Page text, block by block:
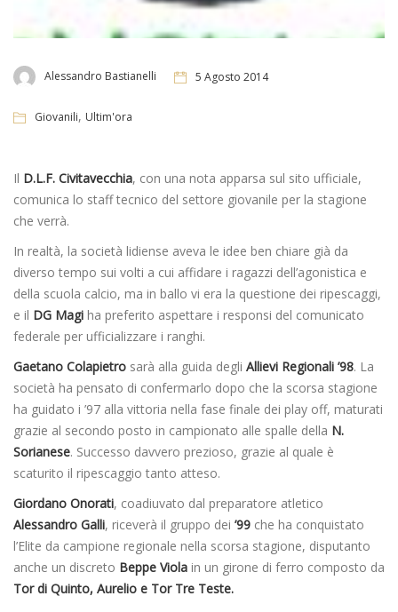
Alessandro Bastianelli 5 Agosto 2014
Giovanili, Ultim'ora
Il D.L.F. Civitavecchia, con una nota apparsa sul sito ufficiale,
comunica lo staff tecnico del settore giovanile per la stagione
che verrà.
In realtà, la società lidiense aveva le idee ben chiare già da
diverso tempo sui volti a cui affidare i ragazzi dell’agonistica e
della scuola calcio, ma in ballo vi era la questione dei ripescaggi,
e il DG Magi ha preferito aspettare i responsi del comunicato
federale per ufficializzare i ranghi.
Gaetano Colapietro sarà alla guida degli Allievi Regionali ’98. La
società ha pensato di confermarlo dopo che la scorsa stagione
ha guidato i ’97 alla vittoria nella fase finale dei play off, maturati
grazie al secondo posto in campionato alle spalle della N.
Sorianese. Successo davvero prezioso, grazie al quale è
scaturito il ripescaggio tanto atteso.
Giordano Onorati, coadiuvato dal preparatore atletico
Alessandro Galli, riceverà il gruppo dei ’99 che ha conquistato
l’Elite da campione regionale nella scorsa stagione, disputanto
anche un discreto Beppe Viola in un girone di ferro composto da
Tor di Quinto, Aurelio e Tor Tre Teste.